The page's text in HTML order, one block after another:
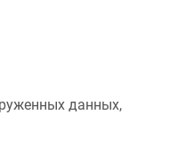
данных,